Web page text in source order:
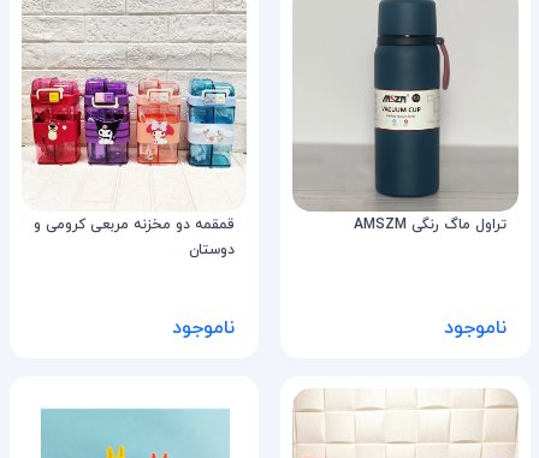
تراول ماگ رنگی AMSZM
ناموجود
قمقمه دو مخزنه مربعی کرومی و
دوستان
ناموجود